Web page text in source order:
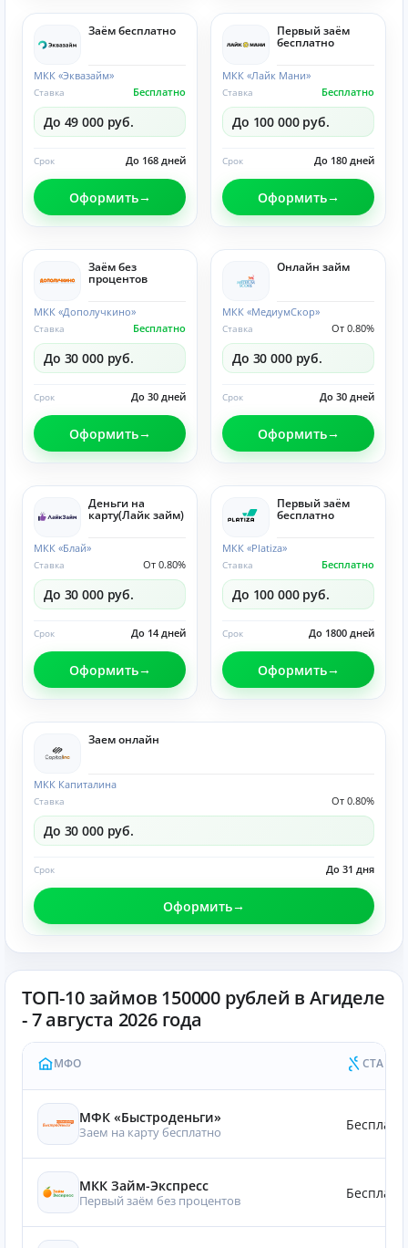
Заём бесплатно
МКК «Эквазайм»
Бесплатно
Ставка
До 49 000 руб.
До 168 дней
Срок
Оформить
Первый заём
бесплатно
МКК «Лайк Мани»
Бесплатно
Ставка
До 100 000 руб.
До 180 дней
Срок
Оформить
Заём без
процентов
МКК «Дополучкино»
Бесплатно
Ставка
До 30 000 руб.
До 30 дней
Срок
Оформить
Онлайн займ
МКК «МедиумСкор»
От 0.80%
Ставка
До 30 000 руб.
До 30 дней
Срок
Оформить
Деньги на
карту(Лайк займ)
МКК «Блай»
От 0.80%
Ставка
До 30 000 руб.
До 14 дней
Срок
Оформить
Первый заём
бесплатно
МКК «Platiza»
Бесплатно
Ставка
До 100 000 руб.
До 1800 дней
Срок
Оформить
Заем онлайн
МКК Капиталина
От 0.80%
Ставка
До 30 000 руб.
До 31 дня
Срок
Оформить
ТОП-10 займов 150000 рублей в Агиделе
- 7 августа 2026 года
МФО СТАВКА
МФК «Быстроденьги»
Заем на карту бесплатно
МКК Займ-Экспресс
Первый заём без процентов